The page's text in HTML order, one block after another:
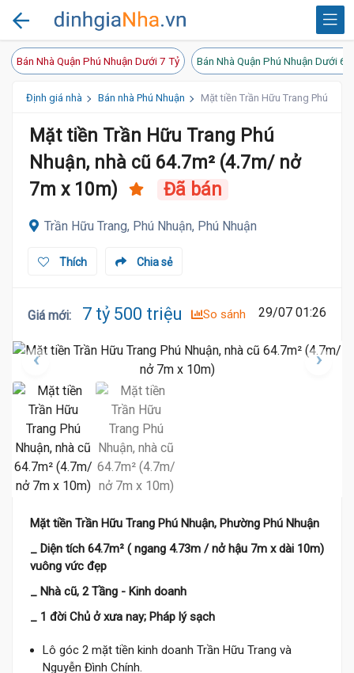
Bán Nhà Quận Phú Nhuận Dưới 7 Tỷ Bán Nhà Quận Phú Nhuận Dưới 6
Định giá nhà Bán nhà Phú Nhuận Mặt tiền Trần Hữu Trang Phú
Mặt tiền Trần Hữu Trang Phú
Nhuận, nhà cũ 64.7m² (4.7m/ nở
7m x 10m)
Đã bán
Trần Hữu Trang, Phú Nhuận, Phú Nhuận
Chia sẻ
Thích
Giá mới: 7 tỷ 500 triệu So sánh 29/07 01:26
Mặt tiền Trần Hữu Trang Phú Nhuận, Phường Phú Nhuận
_ Diện tích 64.7m² ( ngang 4.73m / nở hậu 7m x dài 10m)
vuông vức đẹp
_ Nhà cũ, 2 Tầng - Kinh doanh
_ 1 đời Chủ ở xưa nay; Pháp lý sạch
Lô góc 2 mặt tiền kinh doanh Trần Hữu Trang và
Nguyễn Đình Chính.